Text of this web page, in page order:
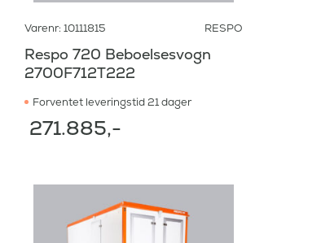
Varenr: 10111815 RESPO
Respo 720 Beboelsesvogn
2700F712T222
Forventet leveringstid 21 dager
271.885,-